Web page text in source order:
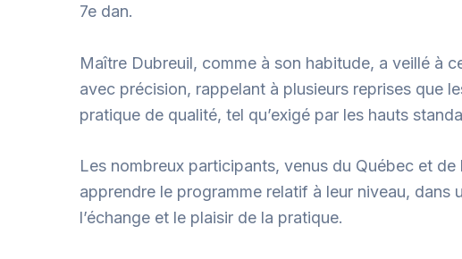
7e dan.
Maître Dubreuil, comme à son habitude, a veillé à
avec précision, rappelant à plusieurs reprises que
pratique de qualité, tel qu’exigé par les hauts
Les nombreux participants, venus du Québec et de
apprendre le programme relatif à leur niveau, dans
l’échange et le plaisir de la pratique.